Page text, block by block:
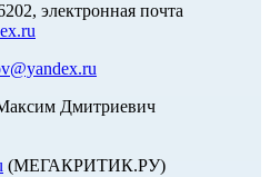
электронная почта
Дмитриевич
(МЕГАКРИТИК.РУ)